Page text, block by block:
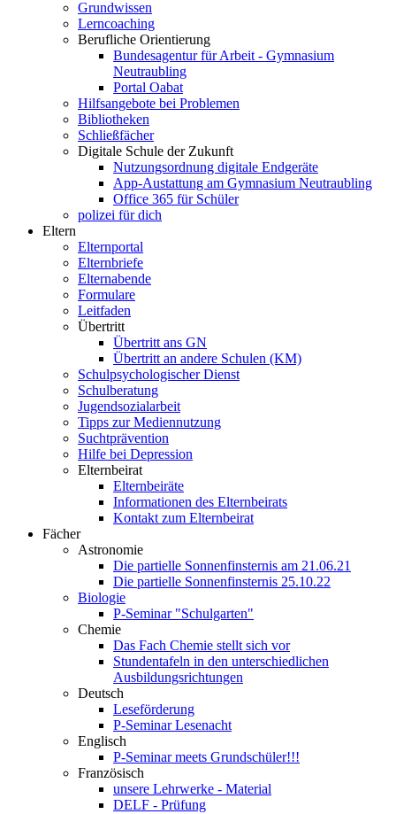
Grundwissen
Lerncoaching
Berufliche Orientierung
Bundesagentur für Arbeit - Gymnasium
Neutraubling
Portal Oabat
Hilfsangebote bei Problemen
Bibliotheken
Schließfächer
Digitale Schule der Zukunft
Nutzungsordnung digitale Endgeräte
App-Austattung am Gymnasium Neutraubling
Office 365 für Schüler
polizei für dich
Eltern
Elternportal
Elternbriefe
Elternabende
Formulare
Leitfaden
Übertritt
Übertritt ans GN
Übertritt an andere Schulen (KM)
Schulpsychologischer Dienst
Schulberatung
Jugendsozialarbeit
Tipps zur Mediennutzung
Suchtprävention
Hilfe bei Depression
Elternbeirat
Elternbeiräte
Informationen des Elternbeirats
Kontakt zum Elternbeirat
Fächer
Astronomie
Die partielle Sonnenfinsternis am 21.06.21
Die partielle Sonnenfinsternis 25.10.22
Biologie
P-Seminar "Schulgarten"
Chemie
Das Fach Chemie stellt sich vor
Stundentafeln in den unterschiedlichen
Ausbildungsrichtungen
Deutsch
Leseförderung
P-Seminar Lesenacht
Englisch
P-Seminar meets Grundschüler!!!
Französisch
unsere Lehrwerke - Material
DELF - Prüfung